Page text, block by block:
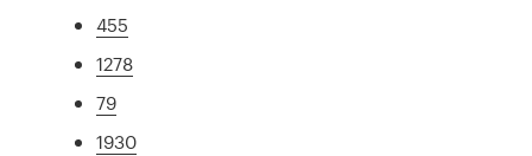
455
1278
79
1930